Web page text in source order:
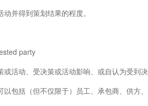
并得到策划结果的程度。
party
活动、受决策或活动影响、或自认为受到决
包括（但不仅限于）员工、承包商、供方、